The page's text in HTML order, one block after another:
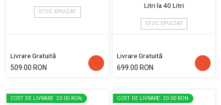
STOC EPUIZAT
Livrare Gratuită
509.00 RON
Litri la 40 Litri
STOC EPUIZAT
Livrare Gratuită
699.00 RON
COST DE LIVRARE: 20.00 RON COST DE LIVRARE: 20.00 RON